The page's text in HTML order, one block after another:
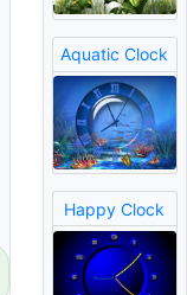
Aquatic Clock
Happy Clock